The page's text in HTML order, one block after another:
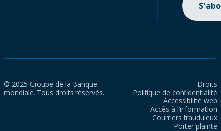
© 2025 Groupe de la Banque
mondiale. Tous droits réservés.
Droits
Politique de confidentialité
Accessibilité web
Accès à l’information
Courriers frauduleux
Porter plainte